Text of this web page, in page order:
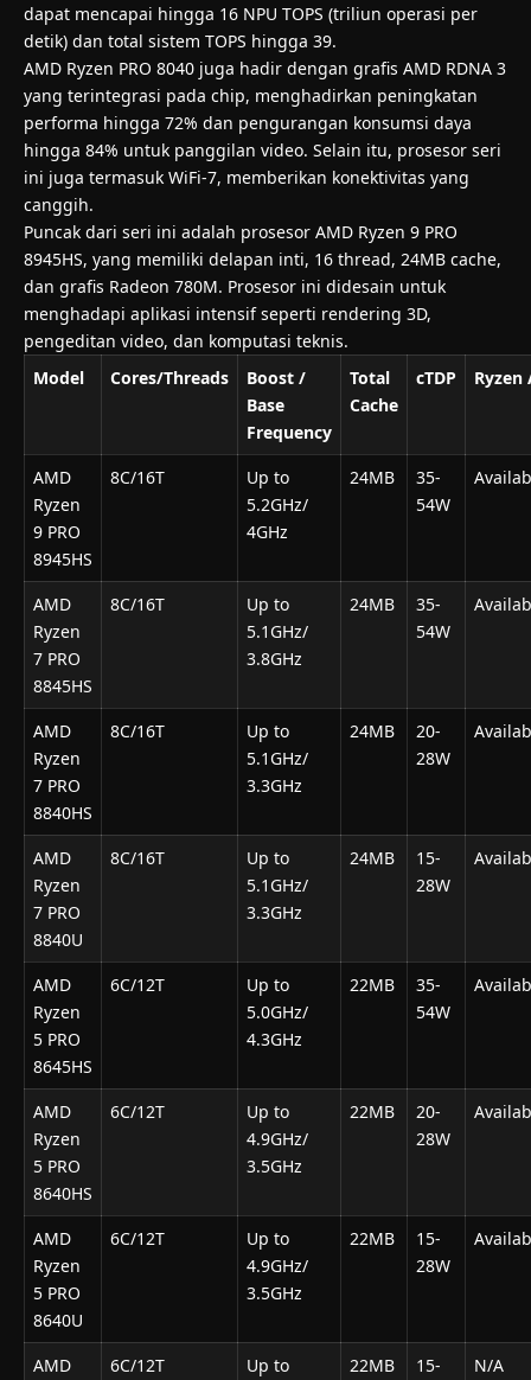
dapat mencapai hingga 16 NPU TOPS (triliun operasi per
detik) dan total sistem TOPS hingga 39.
AMD Ryzen PRO 8040 juga hadir dengan grafis AMD RDNA 3
yang terintegrasi pada chip, menghadirkan peningkatan
performa hingga 72% dan pengurangan konsumsi daya
hingga 84% untuk panggilan video. Selain itu, prosesor seri
ini juga termasuk WiFi-7, memberikan konektivitas yang
canggih.
Puncak dari seri ini adalah prosesor AMD Ryzen 9 PRO
8945HS, yang memiliki delapan inti, 16 thread, 24MB cache,
dan grafis Radeon 780M. Prosesor ini didesain untuk
menghadapi aplikasi intensif seperti rendering 3D,
pengeditan video, dan komputasi teknis.
Model
Cores/Threads Boost /
Base
Frequency
Total
Cache
cTDP Ryzen
AMD
Ryzen
9 PRO
8945HS
8C/16T
Up to
5.2GHz/
4GHz
24MB
35-
54W
AMD
Ryzen
7 PRO
8845HS
8C/16T
Up to
5.1GHz/
3.8GHz
24MB
35-
54W
AMD
Ryzen
7 PRO
8840HS
8C/16T
Up to
5.1GHz/
3.3GHz
24MB
20-
28W
AMD
Ryzen
7 PRO
8840U
8C/16T
Up to
5.1GHz/
3.3GHz
24MB
15-
28W
AMD
Ryzen
5 PRO
8645HS
6C/12T
Up to
5.0GHz/
4.3GHz
22MB
35-
54W
AMD
Ryzen
5 PRO
8640HS
6C/12T
Up to
4.9GHz/
3.5GHz
22MB
20-
28W
AMD
Ryzen
5 PRO
8640U
6C/12T
Up to
4.9GHz/
3.5GHz
22MB
15-
28W
AMD 6C/12T Up to 22MB 15- N/A